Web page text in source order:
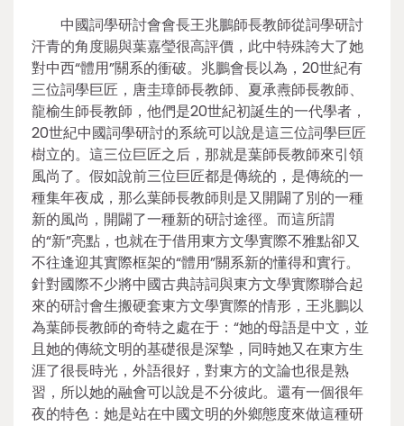
中國詞學研討會會長王兆鵬師長教師從詞學研討
汗青的角度賜與葉嘉瑩很高評價，此中特殊誇大了她
對中西“體用”關系的衝破。兆鵬會長以為，20世紀有
三位詞學巨匠，唐圭璋師長教師、夏承燾師長教師、
龍榆生師長教師，他們是20世紀初誕生的一代學者，
20世紀中國詞學研討的系統可以說是這三位詞學巨匠
樹立的。這三位巨匠之后，那就是葉師長教師來引領
風尚了。假如說前三位巨匠都是傳統的，是傳統的一
種集年夜成，那么葉師長教師則是又開闢了別的一種
新的風尚，開闢了一種新的研討途徑。而這所謂
的“新”亮點，也就在于借用東方文學實際不雅點卻又
不往逢迎其實際框架的“體用”關系新的懂得和實行。
針對國際不少將中國古典詩詞與東方文學實際聯合起
來的研討會生搬硬套東方文學實際的情形，王兆鵬以
為葉師長教師的奇特之處在于：“她的母語是中文，並
且她的傳統文明的基礎很是深摯，同時她又在東方生
涯了很長時光，外語很好，對東方的文論也很是熟
習，所以她的融會可以說是不分彼此。還有一個很年
夜的特色：她是站在中國文明的外鄉態度來做這種研